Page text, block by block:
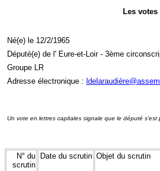
Les
Né(e) le 12/2/1965
Député(e) de l' Eure-et-Loir - 3ème
Groupe LR
Adresse électronique :
Un vote en lettres capitales signale que le député
N° du
scrutin
Date du scrutin Objet du scrutin